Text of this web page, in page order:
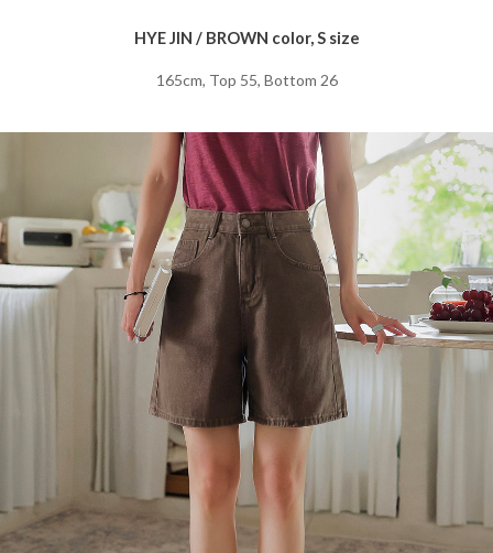
HYE JIN / BROWN color, S size
165cm, Top 55, Bottom 26